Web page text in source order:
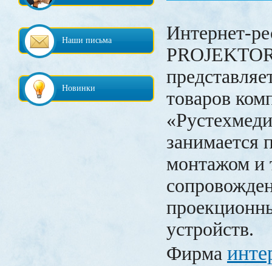
Наши письма
Новинки
Интернет-
товаров
занимается
монтажом и
устройств.
Фирма